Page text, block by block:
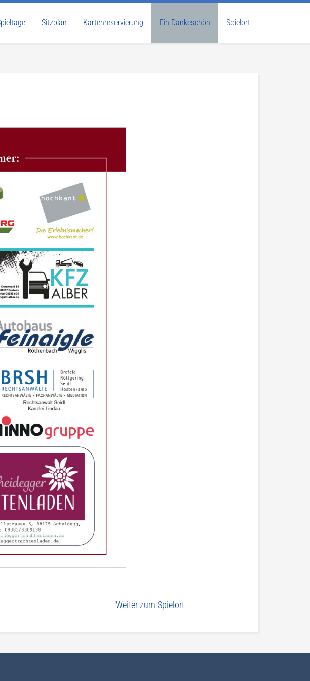
Sitzplan Kartenreservierung Ein Dankeschön Spielort
Weiter zum Spielort